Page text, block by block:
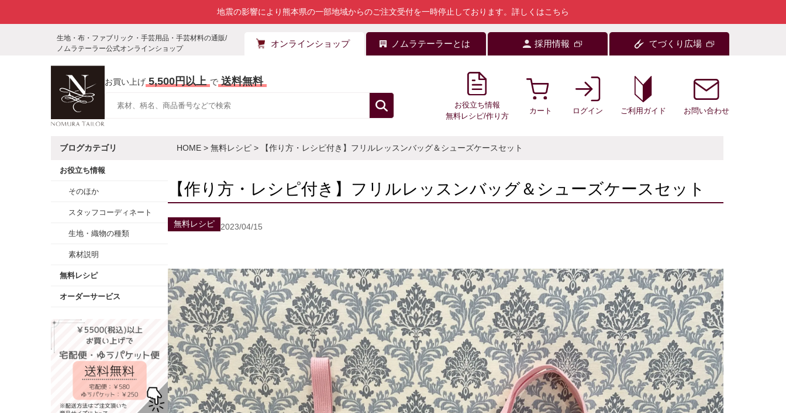
地震の影響により熊本県の一部地域からのご注文受付を一時停止しております。 詳しくはこちら
生地・布・ファブリック・手芸用品・手芸材料の通販/
ノムラテーラー公式オンラインショップ
オンラインショップ ノムラテーラーとは 採用情報 てづくり広場
お買い上げ 5,500円以上 で 送料無料
お役立ち情報
無料レシピ/作り方
カート ログイン ご利用ガイド お問い合わせ
ブログカテゴリ
お役立ち情報
そのほか
スタッフコーディネート
生地・織物の種類
素材説明
無料レシピ
オーダーサービス
HOME > 無料レシピ > 【作り方・レシピ付き】フリルレッスンバッグ＆シューズケースセット
【作り方・レシピ付き】フリルレッスンバッグ＆シューズケースセット
無料レシピ 2023/04/15